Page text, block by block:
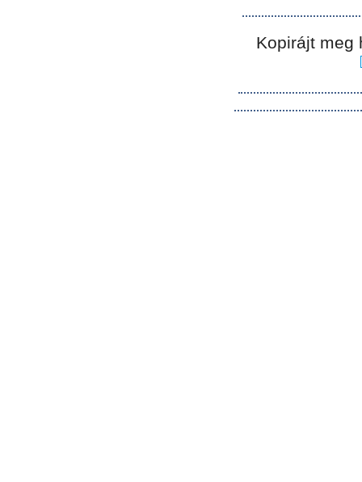
Kopirájt meg